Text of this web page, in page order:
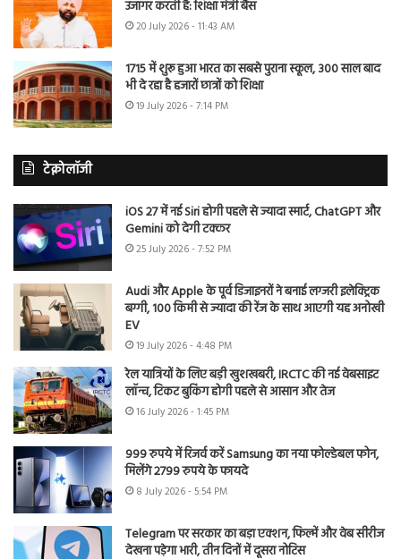
उजागर करती है: शिक्षा मंत्री बैंस
20 July 2026 - 11:43 AM
1715 में शुरू हुआ भारत का सबसे पुराना स्कूल, 300 साल बाद
भी दे रहा है हजारों छात्रों को शिक्षा
19 July 2026 - 7:14 PM
टेक्नोलॉजी
iOS 27 में नई Siri होगी पहले से ज्यादा स्मार्ट, ChatGPT और
Gemini को देगी टक्कर
25 July 2026 - 7:52 PM
Audi और Apple के पूर्व डिजाइनरों ने बनाई लग्जरी इलेक्ट्रिक
बग्गी, 100 किमी से ज्यादा की रेंज के साथ आएगी यह अनोखी
EV
19 July 2026 - 4:48 PM
रेल यात्रियों के लिए बड़ी खुशखबरी, IRCTC की नई वेबसाइट
लॉन्च, टिकट बुकिंग होगी पहले से आसान और तेज
16 July 2026 - 1:45 PM
999 रुपये में रिजर्व करें Samsung का नया फोल्डेबल फोन,
मिलेंगे 2799 रुपये के फायदे
8 July 2026 - 5:54 PM
Telegram पर सरकार का बड़ा एक्शन, फिल्में और वेब सीरीज
देखना पड़ेगा भारी, तीन दिनों में दूसरा नोटिस